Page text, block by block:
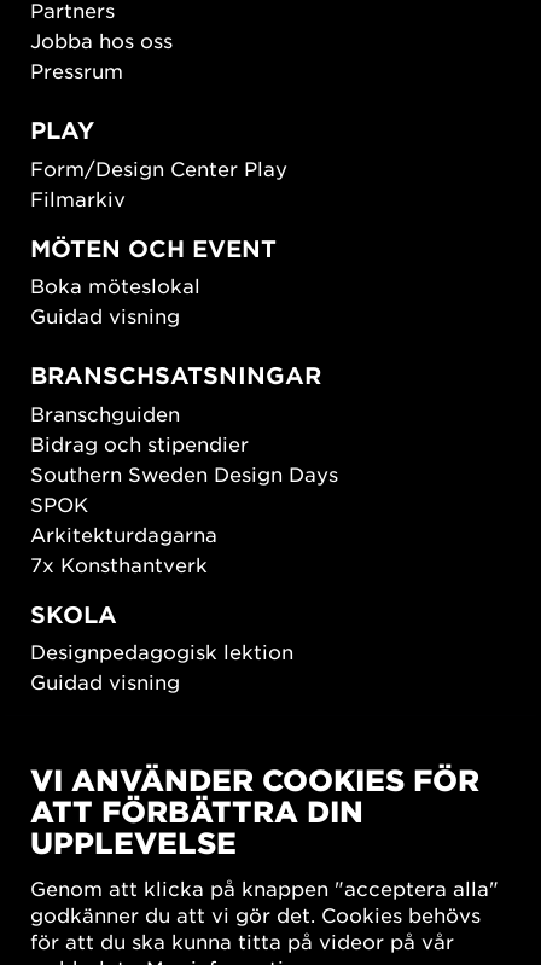
Partners
Jobba hos oss
Pressrum
PLAY
Form/Design Center Play
Filmarkiv
MÖTEN OCH EVENT
Boka möteslokal
Guidad visning
BRANSCHSATSNINGAR
Branschguiden
Bidrag och stipendier
Southern Sweden Design Days
SPOK
Arkitekturdagarna
7x Konsthantverk
SKOLA
Designpedagogisk lektion
Guidad visning
New European Bauhaus
SUSTAINORDIC
Share Future Living
What Matter_s
VI ANVÄNDER COOKIES FÖR
ATT FÖRBÄTTRA DIN
UPPLEVELSE
Genom att klicka på knappen "acceptera alla"
godkänner du att vi gör det. Cookies behövs
för att du ska kunna titta på videor på vår